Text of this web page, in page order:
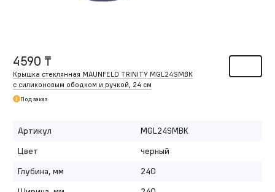
4590 ₸
Крышка стеклянная MAUNFELD TRINITY MGL24SMBK
с силиконовым ободком и ручкой, 24 см
Под заказ
Артикул
MGL24SMBK
Цвет
черный
Глубина, мм
240